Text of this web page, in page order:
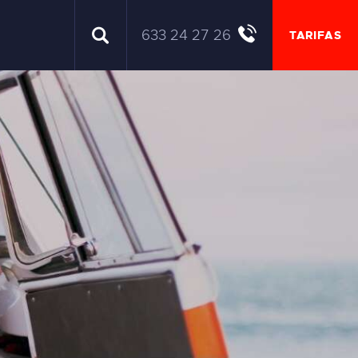
633 24 27 26 TARIFAS